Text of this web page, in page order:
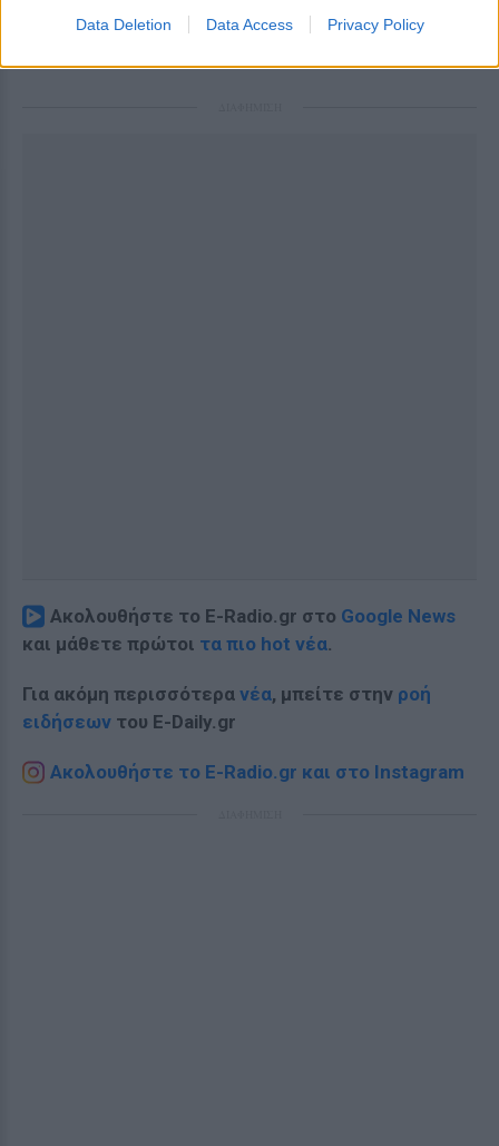
Data Deletion Data Access Privacy Policy
Ακολουθήστε το E-Radio.gr στο Google News
και μάθετε πρώτοι τα πιο hot νέα.
Για ακόμη περισσότερα νέα, μπείτε στην ροή
ειδήσεων του E-Daily.gr
Ακολουθήστε το E-Radio.gr και στο Instagram